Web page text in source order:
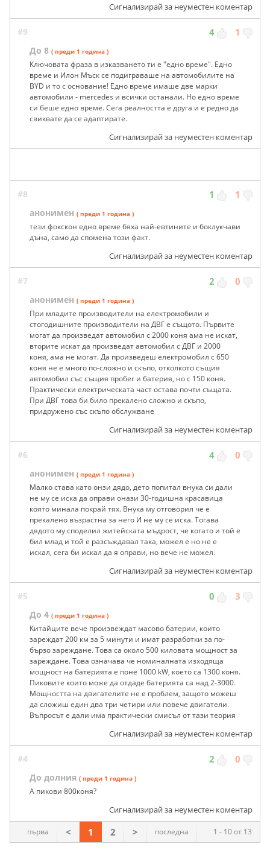
Сигнализирай за неуместен коментар
#9 4 1
До 8 ( преди 1 година )
Ключовата фраза в изказването ти е "едно време". Едно
време и Илон Мъск се подиграваше на автомобилите на
BYD и то с основание! Едно време имаше две марки
автомобили - mercedes и всички останали. Но едно време
си беше едно време. Сега реалността е друга и е редно да
свиквате да се адаптирате.
Сигнализирай за неуместен коментар
#8 1 1
анонимен ( преди 1 година )
тези фокскон едно време бяха най-евтините и боклукчави
дъна, само да спомена този факт.
Сигнализирай за неуместен коментар
#7 2 0
анонимен ( преди 1 година )
При младите производители на електромобили и
стогодишните производители на ДВГ е същото. Първите
могат да произведат автомобил с 2000 коня ама не искат,
вторите искат да произведат автомобил с ДВГ и 2000
коня, ама не могат. Да произведеш електромобил с 650
коня не е много по-сложно и скъпо, отколкото същия
автомобил със същия пробег и батерия, но с 150 коня.
Практически електрическата част остава почти същата.
При ДВГ това би било прекалено сложно и скъпо,
придружено със скъпо обслужване
Сигнализирай за неуместен коментар
#6 4 0
анонимен ( преди 1 година )
Малко става като онзи дядо, дето попитал внука си дали
не му се иска да оправи онази 30-годишна красавица
която минала покрай тях. Внука му отговорил че е
прекалено възрастна за него И не му се иска. Тогава
дядото му споделил житейската мъдрост, че когато и той е
бил млад и той е разсъждавал така, можел е но не е
искал, сега би искал да я оправи, но вече не можел.
Сигнализирай за неуместен коментар
#5 0 3
До 4 ( преди 1 година )
Китайците вече произвеждат масово батерии, които
зареждат 200 км за 5 минути и имат разработки за по-
бързо зареждане. Това са около 500 киловата мощност за
зареждане. Това означава че номиналната изходяща
мощност на батерията е поне 1000 kW, което са 1300 коня.
Пиковите които може да отдаде батерията са над 2-3000.
Мощността на двигателите не е проблем, защото можеш
да сложиш един два три четири или повече двигатели.
Въпросът е дали има практически смисъл от тази теория
Сигнализирай за неуместен коментар
#4 2 0
До долния ( преди 1 година )
А пикови 800коня?
Сигнализирай за неуместен коментар
1 - 10 от 13
първа < 1 2 > последна